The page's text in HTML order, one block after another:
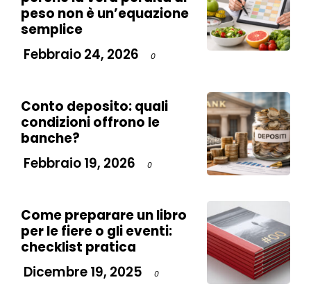
peso non è un’equazione
semplice
Febbraio 24, 2026
0
Conto deposito: quali
condizioni offrono le
banche?
Febbraio 19, 2026
0
Come preparare un libro
per le fiere o gli eventi:
checklist pratica
Dicembre 19, 2025
0